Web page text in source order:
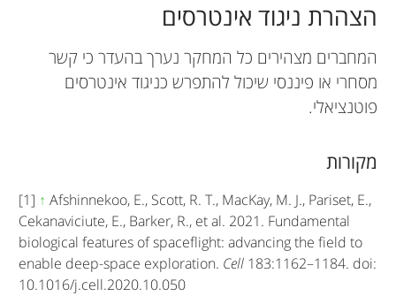
הצהרת ניגוד אינטרסים
המחברים מצהירים כל המחקר נערך בהעדר כי קשר
מסחרי או פיננסי שיכול להתפרש כניגוד אינטרסים
פוטנציאלי.
מקורות
[1] ↑ Afshinnekoo, E., Scott, R. T., MacKay, M. J., Pariset, E.,
Cekanaviciute, E., Barker, R., et al. 2021. Fundamental
biological features of spaceflight: advancing the field to
enable deep-space exploration.Cell 183:1162–1184. doi:
10.1016/j.cell.2020.10.050